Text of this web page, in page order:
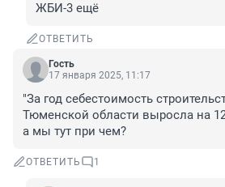
ЖБИ-3 ещё
ОТВЕТИТЬ
Гость
17 января 2025, 11:17
"За год себестоимость
Тюменской области выросла на
а мы тут при чем?
ОТВЕТИТЬ 1